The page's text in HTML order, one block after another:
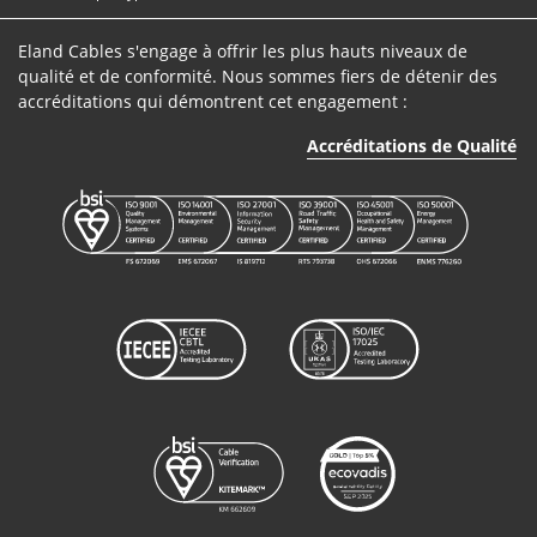
60092-353
Câble XI
0,6/1kV
ASHIMU01120 1
Câble XI
0,6/1kV
IEC
ASHIMU01150 1
ASHIMU01185 1
Eland Cables s'engage à offrir les plus hauts niveaux de
qualité et de conformité. Nous sommes fiers de détenir des
accréditations qui démontrent cet engagement :
Accréditations de Qualité